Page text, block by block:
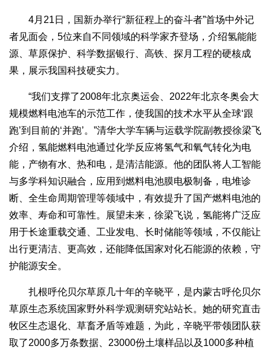
4月21日，国新办举行“新征程上的奋斗者”首场中外记
者见面会，5位来自不同领域的科学家齐登场，介绍氢能能
源、草原保护、科学数据银行、高铁、探月工程的硬核成
果，展示我国科技硬实力。
“我们支撑了2008年北京奥运会、2022年北京冬奥会大
规模燃料电池车的示范工作，使我国的技术水平从全球‘跟
跑’到目前的‘并跑’。”清华大学车辆与运载学院副教授徐梁飞
介绍，氢能燃料电池通过化学反应将氢气和氧气转化为电
能，产物有水、热和电，是清洁能源。他的团队将人工智能
与多学科知识融合，应用到燃料电池膜电极制备，电堆诊
断、全生命周期管理等领域中，有效提升了国产燃料电池的
效率、寿命和可靠性。展望未来，徐梁飞说，氢能将广泛应
用于长途重载交通、工业发电、长时储能等领域，不仅能让
出行更清洁、更高效，还能降低国家对化石能源的依赖，守
护能源安全。
扎根呼伦贝尔草原几十年的辛晓平，是内蒙古呼伦贝尔
草原生态系统国家野外科学观测研究站站长。她的研究直击
牧区生态退化、草畜矛盾等难题，为此，辛晓平带领团队获
取了2000多万条数据、23000份土壤样品以及1000多种植